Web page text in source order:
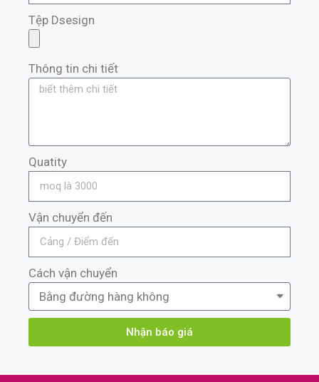
Tệp Dsesign
Thông tin chi tiết
Quatity
Vận chuyển đến
Cách vận chuyển
Nhận báo giá